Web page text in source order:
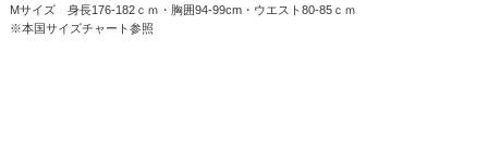
Mサイズ 身長176-182ｃｍ・胸囲94-99cm・ウエスト80-85ｃｍ
※本国サイズチャート参照